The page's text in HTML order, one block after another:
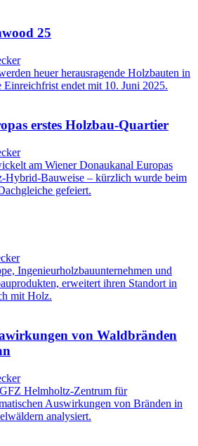
25
heuer herausragende Holzbauten in
Einreichfrist endet mit 10. Juni 2025.
erstes Holzbau-Quartier
am Wiener Donaukanal Europas
Hybrid-Bauweise – kürzlich wurde beim
gefeiert.
Ingenieurholzbauunternehmen und
erweitert ihren Standort in
mit Holz.
von Waldbränden
Helmholtz-Zentrum für
Auswirkungen von Bränden in
analysiert.